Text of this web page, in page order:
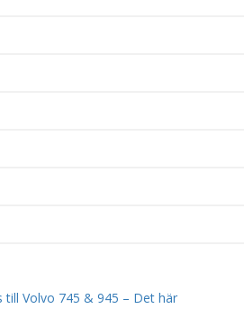
till Volvo 745 & 945 – Det här